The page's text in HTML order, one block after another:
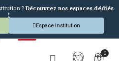
? Découvrez nos espaces dédiés
!
Espace Institution